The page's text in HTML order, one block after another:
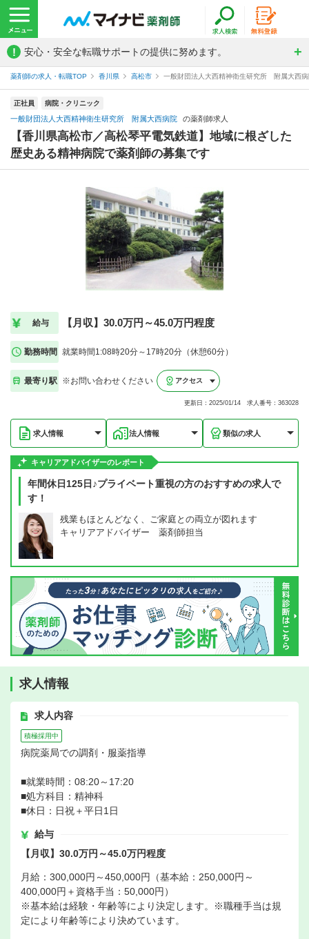
! 安心・安全な転職サポートの提供に努めます。
薬剤師の求人・転職TOP 香川県 高松市 一般財団法人大西精神衛生研究所 附属大西
正社員 病院・クリニック
一般財団法人大西精神衛生研究所 附属大西病院 の薬剤師求人
【香川県高松市／高松琴平電気鉄道】地域に根ざした
歴史ある精神病院で薬剤師の募集です
給与 【月収】30.0万円～45.0万円程度
勤務時間 就業時間1:08時20分～17時20分（休憩60分）
最寄り駅 ※お問い合わせください アクセス
更新日：2025/01/14 求人番号：363028
求人情報 法人情報 類似の求人
キャリアアドバイザーのレポート
年間休日125日♪プライベート重視の方のおすすめの求人で
す！
残業もほとんどなく、ご家庭との両立が図れます
キャリアアドバイザー 薬剤師担当
求人情報
求人内容
積極採用中
病院薬局での調剤・服薬指導
■就業時間：08:20～17:20
■処方科目：精神科
■休日：日祝＋平日1日
給与
【月収】30.0万円～45.0万円程度
月給：300,000円～450,000円（基本給：250,000円～
400,000円＋資格手当：50,000円）
※基本給は経験・年齢等により決定します。※職種手当は規
定により年齢等により決めています。